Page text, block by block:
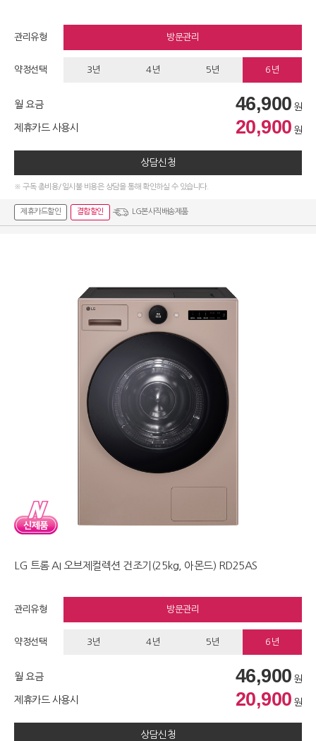
관리유형 방문관리
약정선택 3년 4년 5년 6년
월 요금 46,900 원
제휴카드 사용시 20,900 원
상담신청
※ 구독 총비용/일시불 비용은 상담을 통해 확인하실 수 있습니다.
제휴카드할인 결합할인 LG본사직배송제품
LG 트롬 AI 오브제컬렉션 건조기(25kg, 아몬드) RD25AS
관리유형 방문관리
약정선택 3년 4년 5년 6년
월 요금 46,900 원
제휴카드 사용시 20,900 원
상담신청